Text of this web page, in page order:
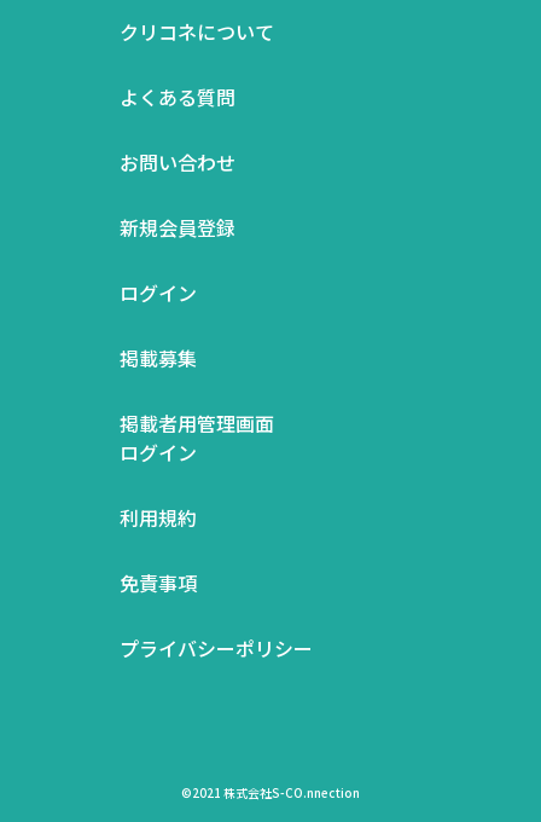
クリコネについて
よくある質問
お問い合わせ
新規会員登録
ログイン
掲載募集
掲載者用管理画面
ログイン
利用規約
免責事項
プライバシーポリシー
©2021 株式会社S-CO.nnection